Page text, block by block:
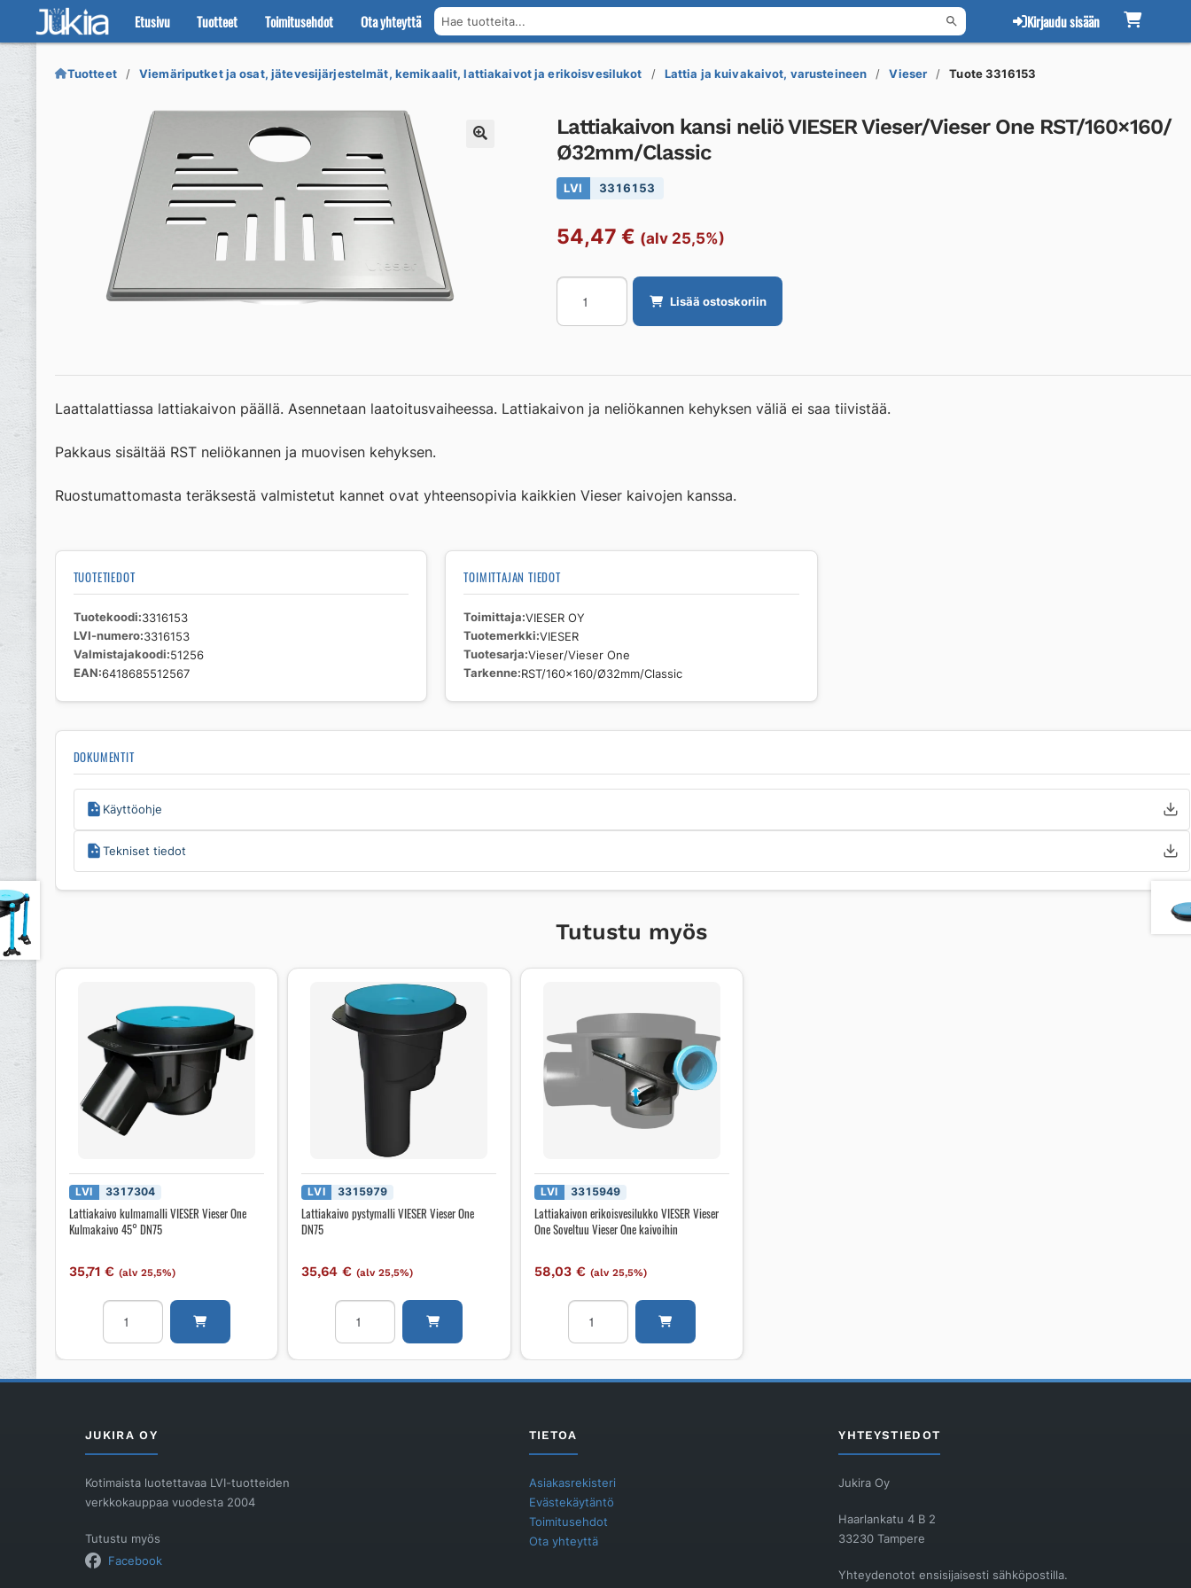
Etusivu Tuotteet Toimitusehdot Ota yhteyttä Hae tuotteita... Kirjaudu sisään
Siirry
navigointiin
Siirry
sisältöön
Tuotteet Viemäriputket ja osat, jätevesijärjestelmät, kemikaalit, lattiakaivot ja erikoisvesilukot Lattia ja kuivakaivot, varusteineen Vieser Tuote 3316153
Lattiakaivon kansi neliö VIESER Vieser/Vieser One RST/160×160/
Ø32mm/Classic
LVI 3316153
54,47 € (alv 25,5%)
Lattiakaivon
kansi
neliö
Vieser/Vieser
RST/160x160/
Lisää ostoskoriin
Laattalattiassa lattiakaivon päällä. Asennetaan laatoitusvaiheessa. Lattiakaivon ja neliökannen kehyksen väliä ei saa tiivistää.
Pakkaus sisältää RST neliökannen ja muovisen kehyksen.
Ruostumattomasta teräksestä valmistetut kannet ovat yhteensopivia kaikkien Vieser kaivojen kanssa.
TUOTETIEDOT
Tuotekoodi 3316153
LVI-numero 3316153
Valmistajakoodi 51256
EAN 6418685512567
TOIMITTAJAN TIEDOT
Toimittaja VIESER OY
Tuotemerkki VIESER
Tuotesarja Vieser/Vieser One
Tarkenne RST/160x160/Ø32mm/Classic
DOKUMENTIT
Käyttöohje
Tekniset tiedot
Tutustu myös
LVI 3317304
Lattiakaivo kulmamalli VIESER Vieser One
Kulmakaivo 45° DN75
35,71€ (alv 25,5%)
Lattiakaivo
kulmamalli
VIESER
One
LVI 3315979
Lattiakaivo pystymalli VIESER Vieser One
DN75
35,64€ (alv 25,5%)
Lattiakaivo
pystymalli
VIESER
One
LVI 3315949
Lattiakaivon erikoisvesilukko VIESER Vieser
One Soveltuu Vieser One kaivoihin
58,03 € (alv 25,5%)
Lattiakaivon
erikoisvesilukko
VIESER
One
määrä
JUKIRA OY
Kotimaista luotettavaa LVI-tuotteiden
verkkokauppaa vuodesta 2004
Tutustu myös
Facebook
TIETOA
Asiakasrekisteri
Evästekäytäntö
Toimitusehdot
Ota yhteyttä
YHTEYSTIEDOT
Jukira Oy
Haarlankatu 4 B 2
33230 Tampere
Yhteydenotot ensisijaisesti sähköpostilla.